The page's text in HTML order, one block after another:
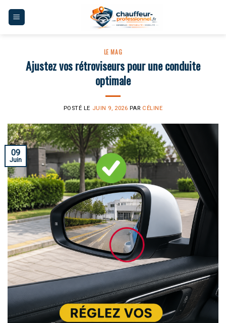
LE MAG
Ajustez vos rétroviseurs pour une conduite
optimale
POSTÉ LE JUIN 9, 2026 PAR CÉLINE
09
Juin